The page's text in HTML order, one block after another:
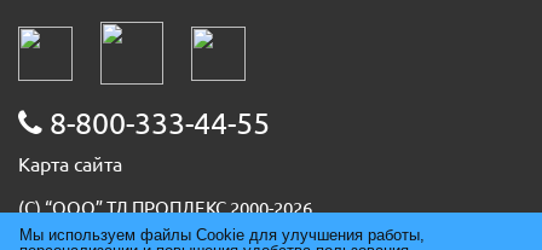
8-800-333-44-55
Карта сайта
(С) “ООО” ТД ПРОПЛЕКС 2000-2026
ИНН 5036091667
Мы используем файлы Cookie для улучшения работы,